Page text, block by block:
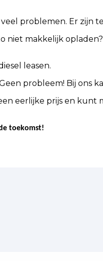
problemen. Er zijn
niet makkelijk
leasen.
probleem! Bij ons
eerlijke prijs en kunt
toekomst!